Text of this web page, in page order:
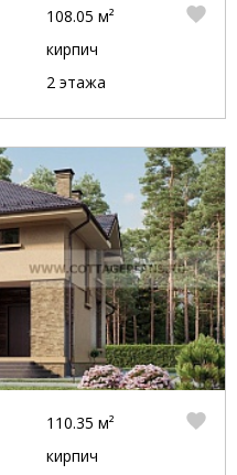
108.05 м²
кирпич
2 этажа
110.35 м²
кирпич